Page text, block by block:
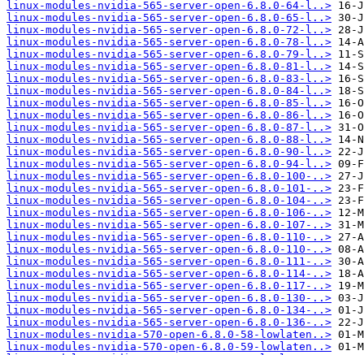
linux-modules-nvidia-565-server-open-6.8.0-64-l..>
linux-modules-nvidia-565-server-open-6.8.0-65-l..>
linux-modules-nvidia-565-server-open-6.8.0-72-l..>
linux-modules-nvidia-565-server-open-6.8.0-78-l..>
linux-modules-nvidia-565-server-open-6.8.0-79-l..>
linux-modules-nvidia-565-server-open-6.8.0-81-l..>
linux-modules-nvidia-565-server-open-6.8.0-83-l..>
linux-modules-nvidia-565-server-open-6.8.0-84-l..>
linux-modules-nvidia-565-server-open-6.8.0-85-l..>
linux-modules-nvidia-565-server-open-6.8.0-86-l..>
linux-modules-nvidia-565-server-open-6.8.0-87-l..>
linux-modules-nvidia-565-server-open-6.8.0-88-l..>
linux-modules-nvidia-565-server-open-6.8.0-90-l..>
linux-modules-nvidia-565-server-open-6.8.0-94-l..>
linux-modules-nvidia-565-server-open-6.8.0-100-..>
linux-modules-nvidia-565-server-open-6.8.0-101-..>
linux-modules-nvidia-565-server-open-6.8.0-104-..>
linux-modules-nvidia-565-server-open-6.8.0-106-..>
linux-modules-nvidia-565-server-open-6.8.0-107-..>
linux-modules-nvidia-565-server-open-6.8.0-110-..>
linux-modules-nvidia-565-server-open-6.8.0-110-..>
linux-modules-nvidia-565-server-open-6.8.0-111-..>
linux-modules-nvidia-565-server-open-6.8.0-114-..>
linux-modules-nvidia-565-server-open-6.8.0-117-..>
linux-modules-nvidia-565-server-open-6.8.0-130-..>
linux-modules-nvidia-565-server-open-6.8.0-134-..>
linux-modules-nvidia-565-server-open-6.8.0-136-..>
linux-modules-nvidia-570-open-6.8.0-58-lowlaten..>
linux-modules-nvidia-570-open-6.8.0-59-lowlaten..>